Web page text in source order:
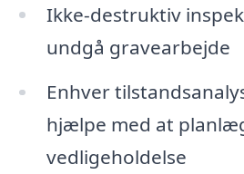
Ikke-destruktiv
undgå gravearbejde
Enhver
hjælpe med at
vedligeholdelse